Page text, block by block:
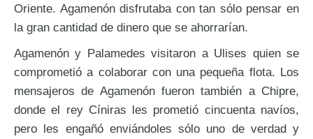
Oriente. Agamenón disfrutaba con tan sólo pensar en
la gran cantidad de dinero que se ahorrarían.
Agamenón y Palamedes visitaron a Ulises quien se
comprometió a colaborar con una pequeña flota. Los
mensajeros de Agamenón fueron también a Chipre,
donde el rey Cíniras les prometió cincuenta navíos,
pero les engañó enviándoles sólo uno de verdad y